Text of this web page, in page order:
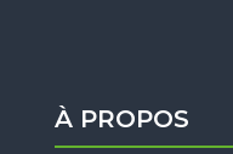
À PROPOS